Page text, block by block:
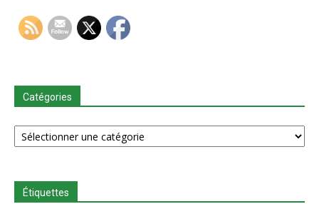
Catégories
Catégories
Étiquettes